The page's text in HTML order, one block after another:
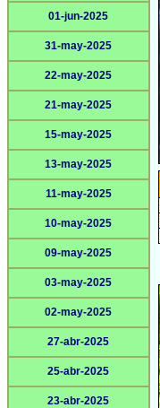
01-jun-2025
31-may-2025
22-may-2025
21-may-2025
15-may-2025
13-may-2025
11-may-2025
10-may-2025
09-may-2025
03-may-2025
02-may-2025
27-abr-2025
25-abr-2025
23-abr-2025